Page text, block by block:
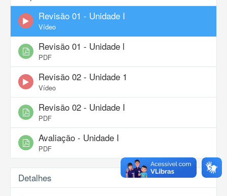
Revisão 01 - Unidade I
Vídeo
Revisão 01 - Unidade l
PDF
Revisão 02 - Unidade 1
Vídeo
Revisão 02 - Unidade I
PDF
Avaliação - Unidade I
PDF
Detalhes